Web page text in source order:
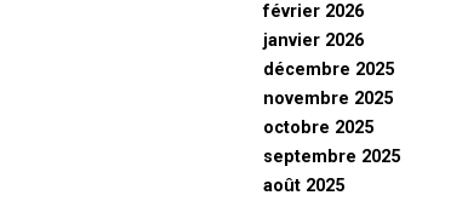
février 2026
janvier 2026
décembre 2025
novembre 2025
octobre 2025
septembre 2025
août 2025